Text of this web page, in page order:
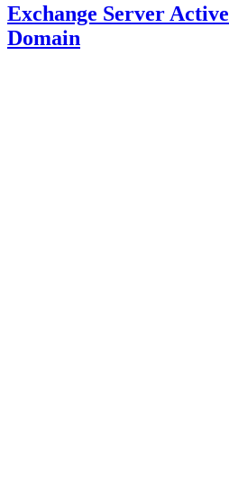
Exchange Server
Domain